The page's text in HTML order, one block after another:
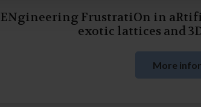
ENgineering FrustratiOn in
exotic lattices and
More